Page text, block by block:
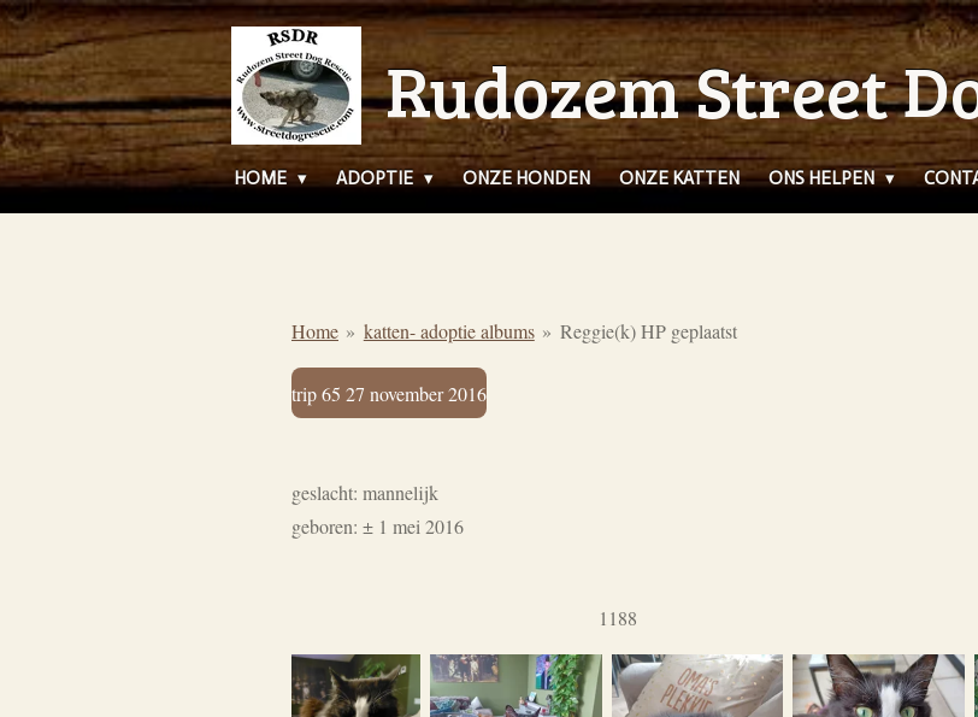
Ga
direct
naar
de
hoofdinhoud
Rudozem Street
HOME ADOPTIE ONZE HONDEN ONZE KATTEN ONS HELPEN
Home » katten- adoptie albums » Reggie(k) HP geplaatst
trip 65 27 november 2016
geslacht: mannelijk
geboren: ± 1 mei 2016
1188